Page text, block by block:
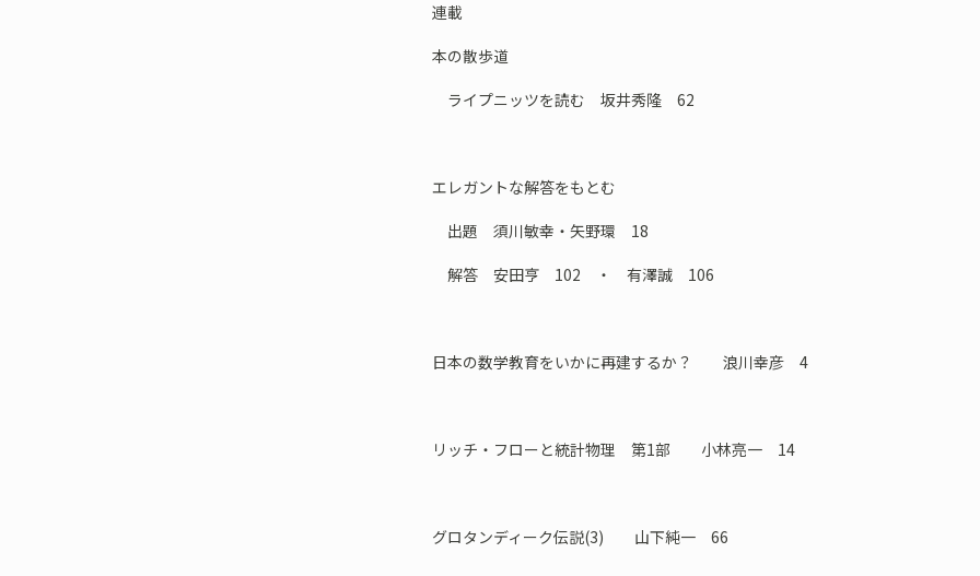
連載
本の散歩道
ライプニッツを読む 坂井秀隆 62
エレガントな解答をもとむ
出題 須川敏幸・矢野環 18
解答 安田亨 102 ・ 有澤誠 106
日本の数学教育をいかに再建するか？ 浪川幸彦 4
リッチ・フローと統計物理 第1部 小林亮一 14
グロタンディーク伝説(3) 山下純一 66